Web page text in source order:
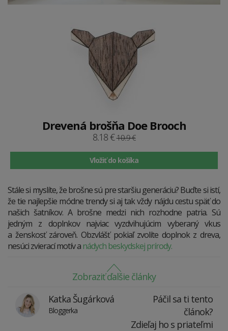
Drevená brošňa Doe Brooch
8.18 €10.9 €
Vložiť do košíka
Stále si myslíte, že brošne sú pre staršiu generáciu? Buďte si istí,
že tie najlepšie módne trendy si aj tak vždy nájdu cestu späť do
našich šatníkov. A brošne medzi nich rozhodne patria. Sú
jedným z doplnkov najviac vyzdvihujúcim vyberaný vkus
a ženskosť zároveň. Obzvlášť pokiaľ zvolíte doplnok z dreva,
nesúci zvierací motív a nádych beskydskej prírody.
Zobraziť ďalšie články
Katka Šugárková
Bloggerka
Páčil sa ti tento
článok?
Zdieľaj ho s priateľmi